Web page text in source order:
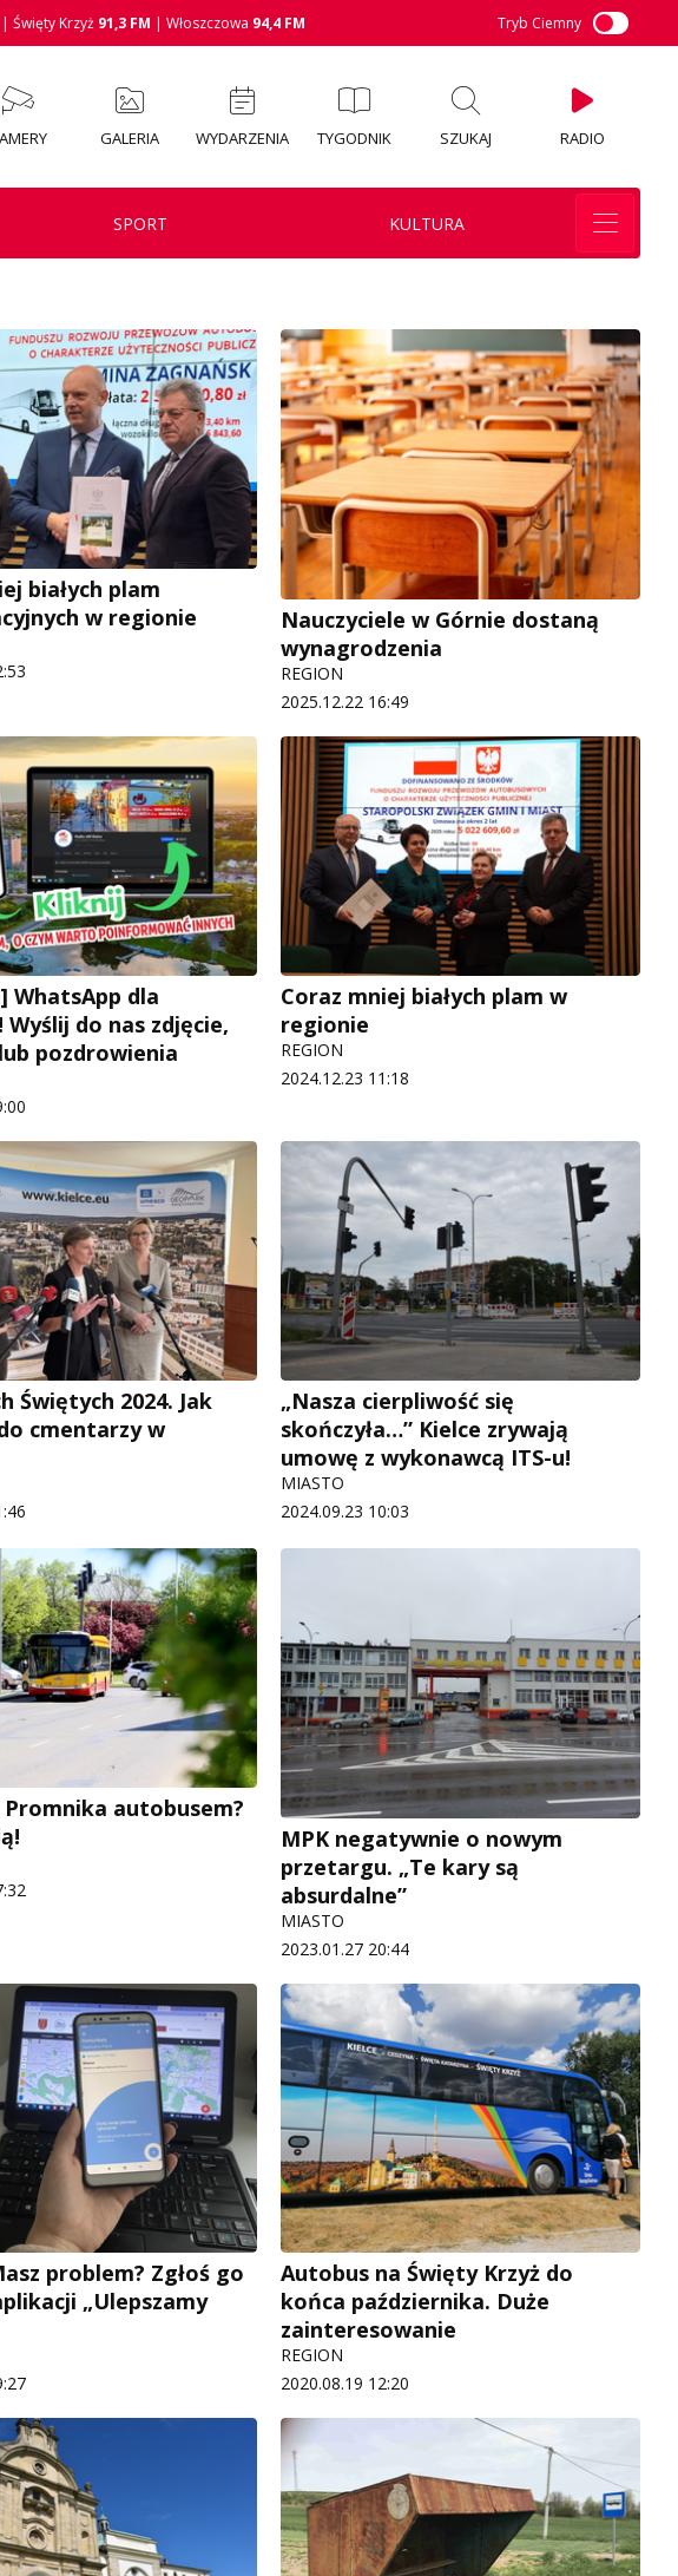
| Święty Krzyż 91,3 FM | Włoszczowa 94,4 FM Tryb Ciemny
GALERIA WYDARZENIA TYGODNIK SZUKAJ RADIO
SPORT KULTURA
białych plam
w regionie
Nauczyciele w Górnie dostaną
wynagrodzenia
REGION
2025.12.22 16:49
WhatsApp dla
Wyślij do nas zdjęcie,
pozdrowienia
Coraz mniej białych plam w
regionie
REGION
2024.12.23 11:18
Świętych 2024. Jak
cmentarzy w
„Nasza cierpliwość się
skończyła…” Kielce zrywają
umowę z wykonawcą ITS-u!
MIASTO
2024.09.23 10:03
Promnika autobusem?
MPK negatywnie o nowym
przetargu. „Te kary są
absurdalne”
MIASTO
2023.01.27 20:44
problem? Zgłoś go
„Ulepszamy
Autobus na Święty Krzyż do
końca października. Duże
zainteresowanie
REGION
2020.08.19 12:20